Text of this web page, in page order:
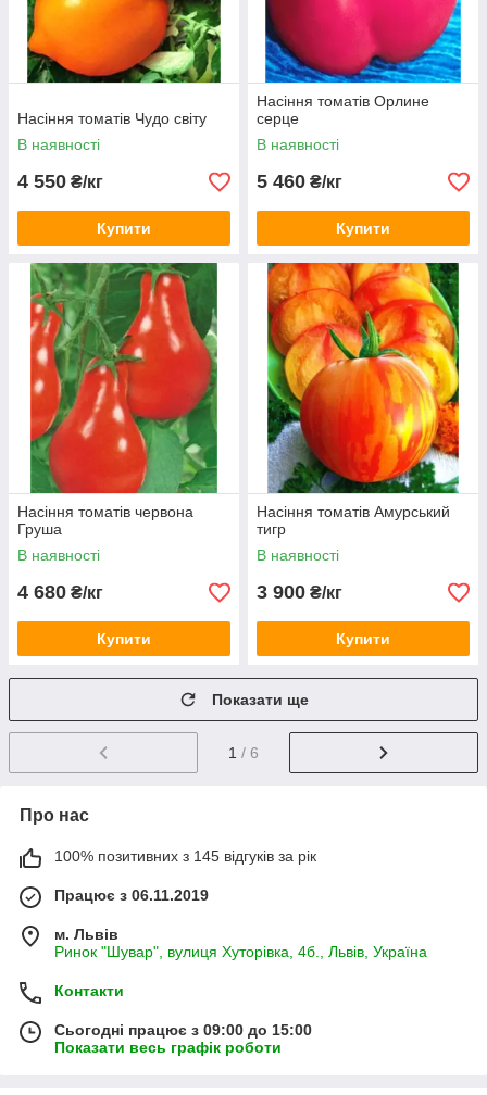
Насіння томатів Чудо світу
В наявності
4 550 ₴/кг
Купити
Насіння томатів Орлине
серце
В наявності
5 460 ₴/кг
Купити
Насіння томатів червона
Груша
В наявності
4 680 ₴/кг
Купити
Насіння томатів Амурський
тигр
В наявності
3 900 ₴/кг
Купити
Показати ще
1 / 6
Про нас
100% позитивних з 145 відгуків за рік
Працює з 06.11.2019
м. Львів
Ринок "Шувар", вулиця Хуторівка, 4б., Львів, Україна
Контакти
Сьогодні працює з 09:00 до 15:00
Показати весь графік роботи